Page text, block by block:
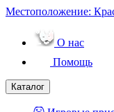
Местоположение:
О нас
Помощь
Каталог